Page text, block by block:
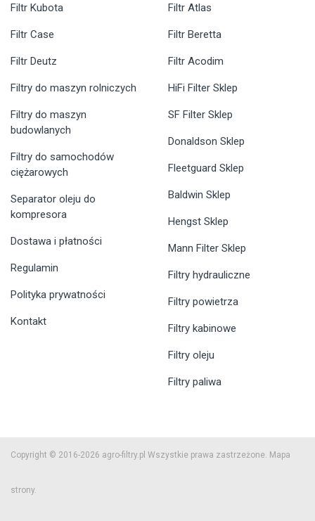
Filtr Kubota
Filtr Case
Filtr Deutz
Filtr Atlas
Filtr Beretta
Filtr Acodim
Filtry do maszyn rolniczych
Filtry do maszyn
budowlanych
Filtry do samochodów
ciężarowych
Separator oleju do
kompresora
Dostawa i płatności
Regulamin
Polityka prywatności
Kontakt
HiFi Filter Sklep
SF Filter Sklep
Donaldson Sklep
Fleetguard Sklep
Baldwin Sklep
Hengst Sklep
Mann Filter Sklep
Filtry hydrauliczne
Filtry powietrza
Filtry kabinowe
Filtry oleju
Filtry paliwa
Copyright © 2016-2026 agro-filtry.pl Wszystkie prawa zastrzeżone. Mapa
strony.